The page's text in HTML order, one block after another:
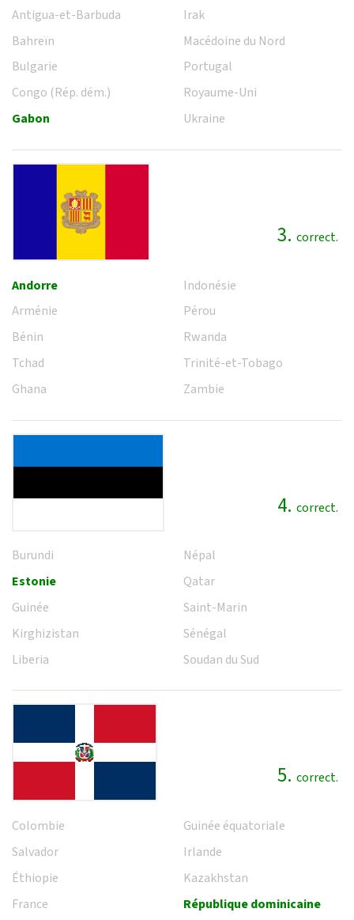
Antigua-et-Barbuda
Bahreïn
Bulgarie
Congo (Rép. dém.)
Gabon
Irak
Macédoine du Nord
Portugal
Royaume-Uni
Ukraine
3. correct.
Andorre
Arménie
Bénin
Tchad
Ghana
Indonésie
Pérou
Rwanda
Trinité-et-Tobago
Zambie
4. correct.
Burundi
Estonie
Guinée
Kirghizistan
Liberia
Népal
Qatar
Saint-Marin
Sénégal
Soudan du Sud
5. correct.
Colombie
Salvador
Éthiopie
France
Guinée équatoriale
Irlande
Kazakhstan
République dominicaine